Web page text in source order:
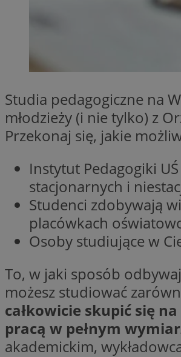
Studia pedagogiczne na
młodzieży (i nie tylko) z
Przekonaj się, jakie
Instytut Pedagogiki
stacjonarnych i
Studenci zdobywają
placówkach
Osoby studiujące w
To, w jaki sposób
możesz studiować
całkowicie skupić się
pracą w pełnym
akademickim,